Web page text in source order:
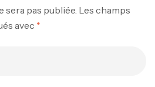
sera pas publiée. Les champs
avec *